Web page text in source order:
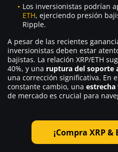
Los inversionistas podrían
ETH, ejerciendo presión
Ripple.
A pesar de las recientes
inversionistas deben estar
bajistas. La relación XRP/ETH
40%, y una ruptura del soporte
una corrección significativa. En
constante cambio, una estrecha
de mercado es crucial para
¡Compra XRP &